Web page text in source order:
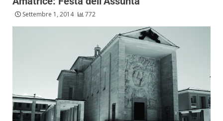
Settembre 1, 2014 772